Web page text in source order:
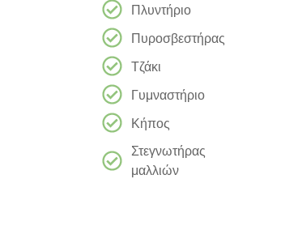
Πλυντήριο
Πυροσβεστήρας
Τζάκι
Γυμναστήριο
Κήπος
Στεγνωτήρας
μαλλιών